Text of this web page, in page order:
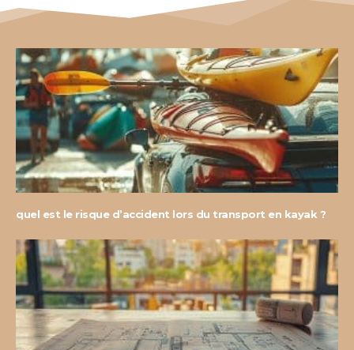
quel est le risque d’accident lors du transport en kayak ?